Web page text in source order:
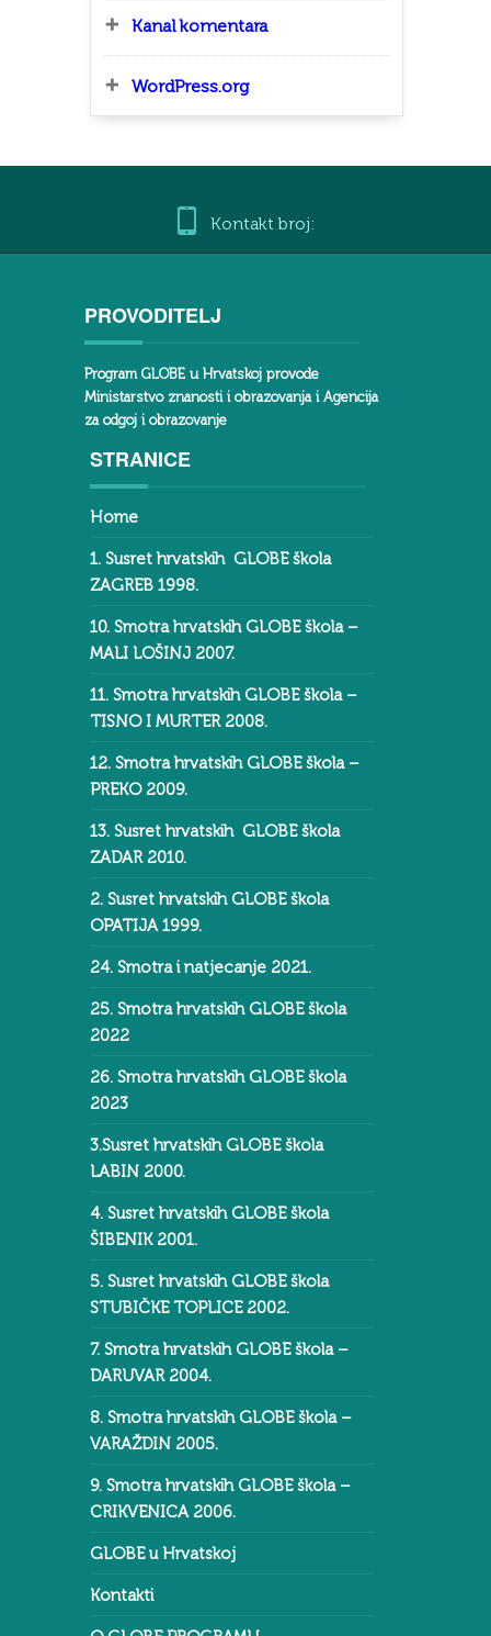
Kanal komentara
WordPress.org
Kontakt broj:
PROVODITELJ
Program GLOBE u Hrvatskoj provode
Ministarstvo znanosti i obrazovanja i Agencija
za odgoj i obrazovanje
STRANICE
Home
1. Susret hrvatskih GLOBE škola
ZAGREB 1998.
10. Smotra hrvatskih GLOBE škola –
MALI LOŠINJ 2007.
11. Smotra hrvatskih GLOBE škola –
TISNO I MURTER 2008.
12. Smotra hrvatskih GLOBE škola –
PREKO 2009.
13. Susret hrvatskih GLOBE škola
ZADAR 2010.
2. Susret hrvatskih GLOBE škola
OPATIJA 1999.
24. Smotra i natjecanje 2021.
25. Smotra hrvatskih GLOBE škola
2022
26. Smotra hrvatskih GLOBE škola
2023
3.Susret hrvatskih GLOBE škola
LABIN 2000.
4. Susret hrvatskih GLOBE škola
ŠIBENIK 2001.
5. Susret hrvatskih GLOBE škola
STUBIČKE TOPLICE 2002.
7. Smotra hrvatskih GLOBE škola –
DARUVAR 2004.
8. Smotra hrvatskih GLOBE škola –
VARAŽDIN 2005.
9. Smotra hrvatskih GLOBE škola –
CRIKVENICA 2006.
GLOBE u Hrvatskoj
Kontakti